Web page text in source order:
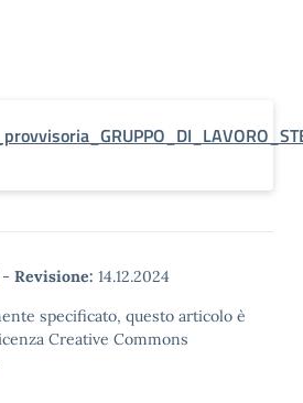
- Revisione: 14.12.2024
specificato, questo articolo è
Creative Commons